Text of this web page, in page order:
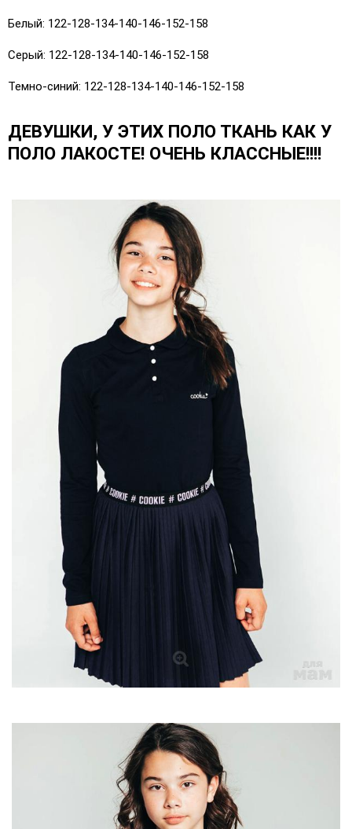
Белый: 122-128-134-140-146-152-158
Серый: 122-128-134-140-146-152-158
Темно-синий: 122-128-134-140-146-152-158
ДЕВУШКИ, У ЭТИХ ПОЛО ТКАНЬ КАК У
ПОЛО ЛАКОСТЕ! ОЧЕНЬ КЛАССНЫЕ!!!!